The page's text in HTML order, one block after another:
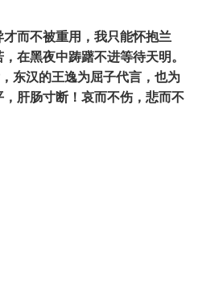
才而不被重用，我只能怀抱兰
在黑夜中踌躇不进等待天明。
东汉的王逸为屈子代言，也为
肝肠寸断！哀而不伤，悲而不